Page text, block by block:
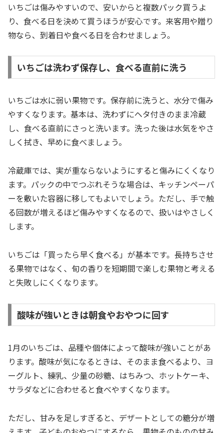
いちごは傷みやすいので、安いからと複数パック買うよ
り、食べる日を決めて買うほうが安心です。来客用や贈り
物なら、到着日や食べる日を合わせましょう。
いちごは洗わず保存し、食べる直前に洗う
いちごは水に弱い果物です。保存前に洗うと、水分で傷み
やすくなります。基本は、洗わずにヘタ付きのまま冷蔵
し、食べる直前にさっと洗います。洗った後は水気をやさ
しく拭き、早めに食べましょう。
冷蔵庫では、実が重ならないようにすると傷みにくくなり
ます。パックの中でつぶれそうな場合は、キッチンペーパ
ーを敷いた容器に移してもよいでしょう。ただし、手で触
る回数が増えるほど傷みやすくなるので、扱いはやさしく
します。
いちごは「買ったら早く食べる」が基本です。長持ちさせ
る果物ではなく、旬の香りを短期間で楽しむ果物と考える
と失敗しにくくなります。
酸味が強いときは朝食やおやつに回す
1月のいちごは、品種や個体によって酸味が強いことがあ
ります。酸味が気になるときは、そのまま食べるより、ヨ
ーグルト、練乳、少量の砂糖、はちみつ、ホットケーキ、
サラダなどに合わせると食べやすくなります。
ただし、甘みを足しすぎると、デザートとしての糖分が増